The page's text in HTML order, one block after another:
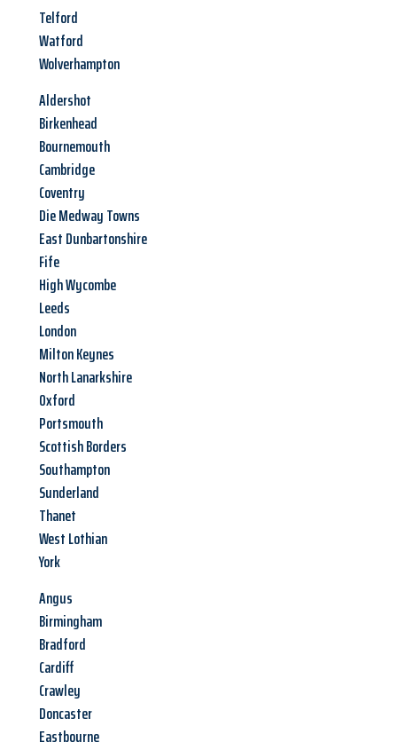
Telford
Watford
Wolverhampton
Aldershot
Birkenhead
Bournemouth
Cambridge
Coventry
Die Medway Towns
East Dunbartonshire
Fife
High Wycombe
Leeds
London
Milton Keynes
North Lanarkshire
Oxford
Portsmouth
Scottish Borders
Southampton
Sunderland
Thanet
West Lothian
York
Angus
Birmingham
Bradford
Cardiff
Crawley
Doncaster
Eastbourne